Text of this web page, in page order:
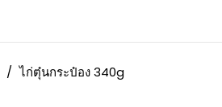
/ ไก่ตุ๋นกระป๋อง 340g